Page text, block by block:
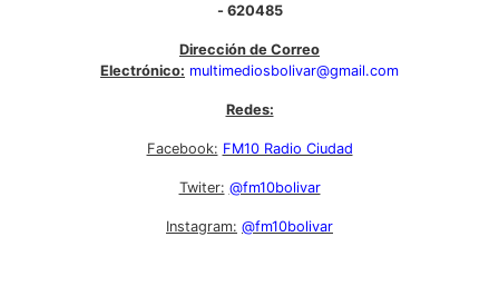
- 620485
Dirección de Correo
Electrónico: multimediosbolivar@gmail.com
Redes:
Facebook: FM10 Radio Ciudad
Twiter: @fm10bolivar
Instagram: @fm10bolivar